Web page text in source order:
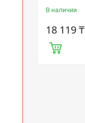
В наличии
18 119 ₸